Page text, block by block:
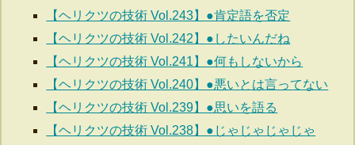
【ヘリクツの技術 Vol.243】●肯定語を否定
【ヘリクツの技術 Vol.242】●したいんだね
【ヘリクツの技術 Vol.241】●何もしないから
【ヘリクツの技術 Vol.240】●悪いとは言ってない
【ヘリクツの技術 Vol.239】●思いを語る
【ヘリクツの技術 Vol.238】●じゃじゃじゃじゃ